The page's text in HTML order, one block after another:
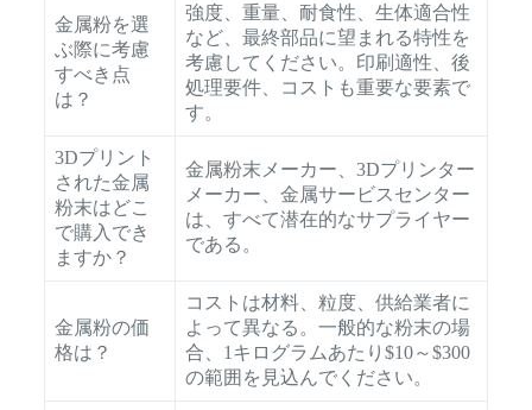
金属粉を選
ぶ際に考慮
すべき点
は？
強度、重量、耐食性、生体適合性
など、最終部品に望まれる特性を
考慮してください。印刷適性、後
処理要件、コストも重要な要素で
す。
3Dプリント
された金属
粉末はどこ
で購入でき
ますか？
金属粉末メーカー、3Dプリンター
メーカー、金属サービスセンター
は、すべて潜在的なサプライヤー
である。
金属粉の価
格は？
コストは材料、粒度、供給業者に
よって異なる。一般的な粉末の場
合、1キログラムあたり$10～$300
の範囲を見込んでください。